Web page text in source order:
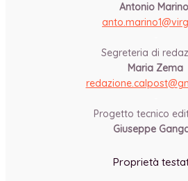
Antonio Marino
Segreteria di
Maria Zema
redazione.calpost@
Progetto tecnico
Giuseppe
Proprietà